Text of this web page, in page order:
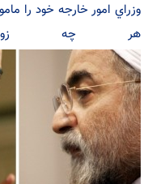
وزراي امور خارجه خود را
هر چه